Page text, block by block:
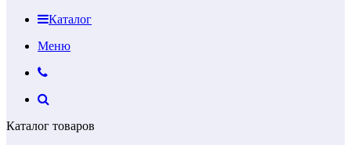
Каталог
Меню
Каталог товаров